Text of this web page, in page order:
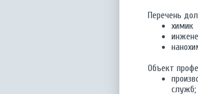
Перечень
химик
Объект
служб;